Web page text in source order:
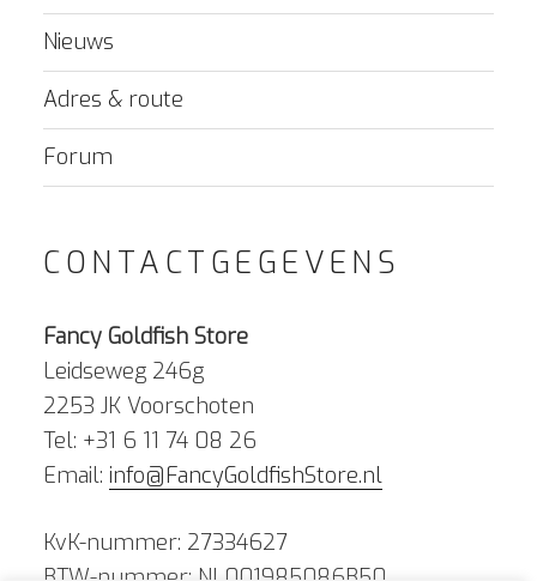
Nieuws
Adres & route
Forum
CONTACTGEGEVENS
Fancy Goldfish Store
Leidseweg 246g
2253 JK Voorschoten
Tel: +31 6 11 74 08 26
Email: info@FancyGoldfishStore.nl
KvK-nummer: 27334627